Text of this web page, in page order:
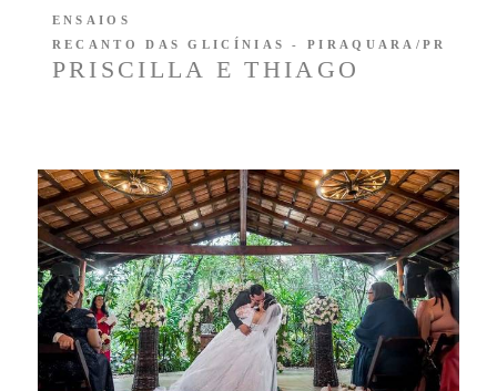
PRISCILLA E THIAGO
ENSAIOS
RECANTO DAS GLICÍNIAS - PIRAQUARA/PR